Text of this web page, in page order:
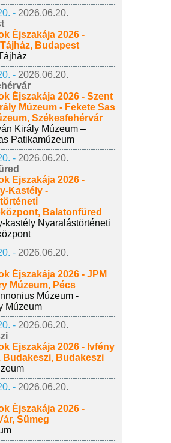
- 2026.06.20.
Éjszakája 2026 -
Budapest
- 2026.06.20.
Éjszakája 2026 - Szent
Múzeum - Fekete Sas
Székesfehérvár
Király Múzeum –
Patikamúzeum
- 2026.06.20.
Éjszakája 2026 -
Kastély -
Balatonfüred
kastély Nyaralástörténeti
- 2026.06.20.
Éjszakája 2026 - JPM
Múzeum, Pécs
Múzeum -
Múzeum
- 2026.06.20.
Éjszakája 2026 - Ívfény
Budakeszi, Budakeszi
- 2026.06.20.
Éjszakája 2026 -
Sümeg